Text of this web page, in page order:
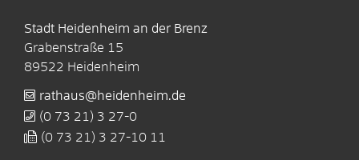
Stadt Heidenheim an der Brenz
Grabenstraße 15
89522 Heidenheim
rathaus@heidenheim.de
(0 73 21) 3 27-0
(0 73 21) 3 27-10 11